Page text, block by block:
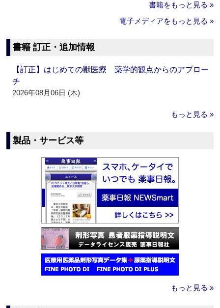
書籍をもっと見る »
電子メディアをもっと見る »
書籍 訂正・追加情報
【訂正】はじめての獣医療 薬学的観点からのアプロー
チ
2026年08月06日 (木)
もっと見る »
製品・サービス等
もっと見る »